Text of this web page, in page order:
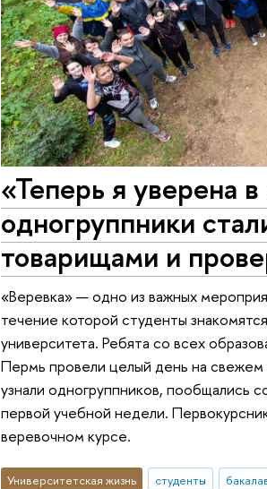
«Теперь я уверена
одногруппники
товарищами и
«Веревка» — одно из важных
течение которой студенты
университета. Ребята со всех
Пермь провели целый день на
узнали одногруппников, пообщались
первой учебной недели.
веревочном курсе.
Университетская жизнь студенты